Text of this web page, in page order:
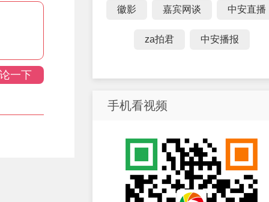
一下
徽影 嘉宾网谈 中安直播
za拍君 中安播报
手机看视频